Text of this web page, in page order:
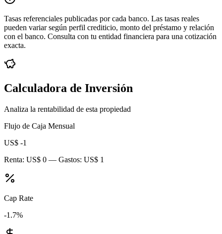
Tasas referenciales publicadas por cada banco. Las tasas reales
pueden variar según perfil crediticio, monto del préstamo y relación
con el banco. Consulta con tu entidad financiera para una cotización
exacta.
Calculadora de Inversión
Analiza la rentabilidad de esta propiedad
Flujo de Caja Mensual
US$ -1
Renta: US$ 0 — Gastos: US$ 1
Cap Rate
-1.7%